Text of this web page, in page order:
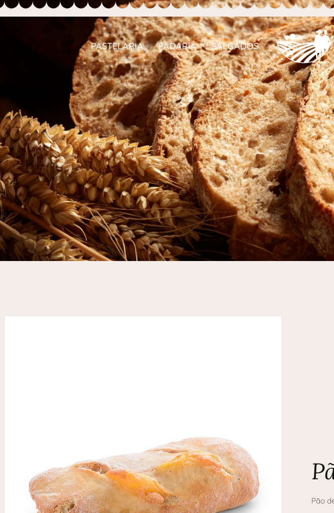
PASTELARIA PADARIA SALGADOS
Pão